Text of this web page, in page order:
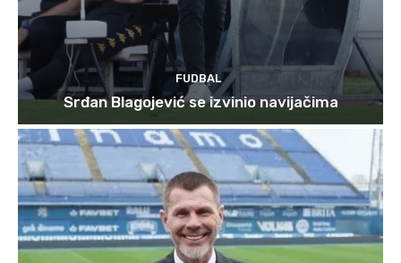
FUDBAL
Srđan Blagojević se izvinio navijačima